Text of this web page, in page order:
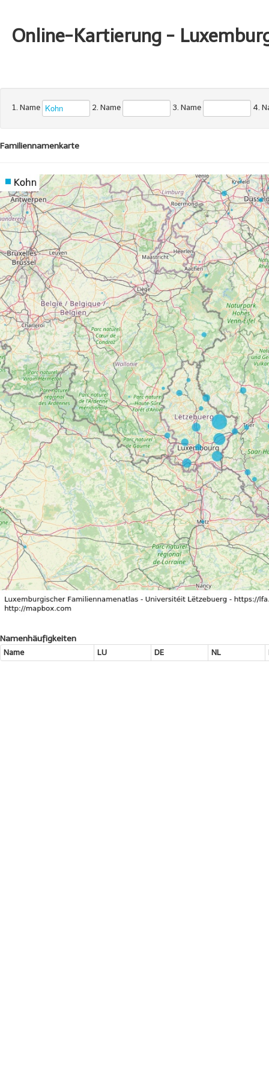
Online-Kartierung -
1. Name 2. Name 3. Name 4.
Familiennamenkarte
Namenhäufigkeiten
Name LU DE NL